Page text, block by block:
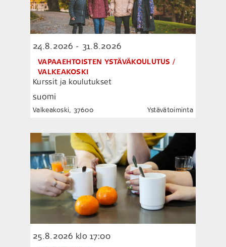
24.8.2026 - 31.8.2026
VAPAAEHTOISTEN YSTÄVÄKOULUTUS /
VALKEAKOSKI
Kurssit ja koulutukset
suomi
Valkeakoski, 37600 Ystävätoiminta
25.8.2026 klo 17:00